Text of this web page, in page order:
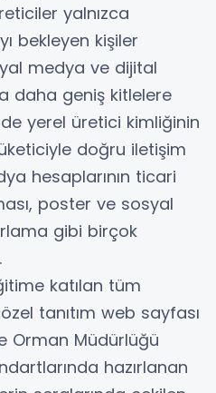
yalnızca
bekleyen kişiler
medya ve dijital
daha geniş kitlelere
yerel üretici kimliğinin
doğru iletişim
hesaplarının ticari
poster ve sosyal
gibi birçok
katılan tüm
tanıtım web sayfası
Orman Müdürlüğü
hazırlanan